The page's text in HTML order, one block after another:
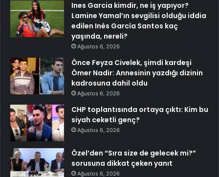
Ines Garcia kimdir, ne iş yapıyor?
Lamine Yamal’ın sevgilisi olduğu iddia
edilen Inés García Santos kaç
yaşında, nereli?
Ağustos 6, 2026
Önce Feyza Civelek, şimdi kardeşi
Ömer Nadir: Annesinin yazdığı dizinin
kadrosuna dahil oldu
Ağustos 6, 2026
CHP toplantısında ortaya çıktı: Kim bu
siyah ceketli genç?
Ağustos 6, 2026
Özel’den “Sıra size de gelecek mi?”
sorusuna dikkat çeken yanıt
Ağustos 6, 2026